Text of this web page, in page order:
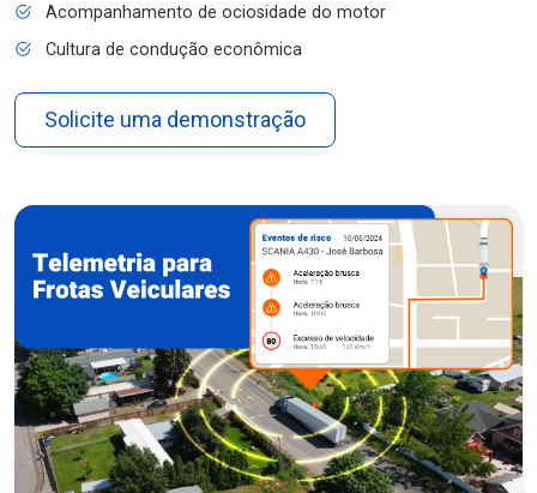
Acompanhamento de ociosidade do motor
Cultura de condução econômica
Solicite uma demonstração